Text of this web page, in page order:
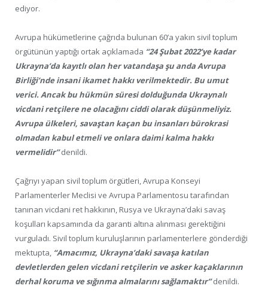
ediyor.
Avrupa hükümetlerine çağrıda bulunan 60’a yakın sivil toplum
örgütünün yaptığı ortak açıklamada “24 Şubat 2022’ye kadar
Ukrayna’da kayıtlı olan her vatandaşa şu anda Avrupa
Birliği’nde insani ikamet hakkı verilmektedir. Bu umut
verici. Ancak bu hükmün süresi dolduğunda Ukraynalı
vicdani retçilere ne olacağını ciddi olarak düşünmeliyiz.
Avrupa ülkeleri, savaştan kaçan bu insanları bürokrasi
olmadan kabul etmeli ve onlara daimi kalma hakkı
vermelidir” denildi.
Çağrıyı yapan sivil toplum örgütleri, Avrupa Konseyi
Parlamenterler Meclisi ve Avrupa Parlamentosu tarafından
tanınan vicdani ret hakkının, Rusya ve Ukrayna’daki savaş
koşulları kapsamında da garanti altına alınması gerektiğini
vurguladı. Sivil toplum kuruluşlarının parlamenterlere gönderdiği
mektupta, “Amacımız, Ukrayna’daki savaşa katılan
devletlerden gelen vicdani retçilerin ve asker kaçaklarının
derhal koruma ve sığınma almalarını sağlamaktır”denildi.